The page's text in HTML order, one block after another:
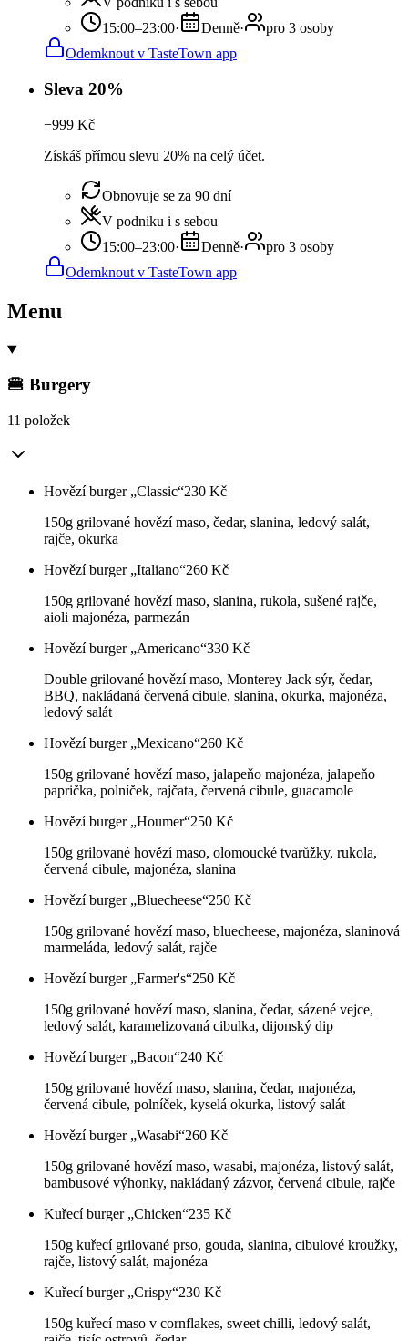
15:00–23:00· Denně·
pro 3 osoby
Odemknout v TasteTown app
Sleva 20%
−999 Kč
Získáš přímou slevu 20% na celý účet.
Obnovuje se za 90 dní
V podniku i s sebou
15:00–23:00· Denně·
pro 3 osoby
Odemknout v TasteTown app
Menu
🍔 Burgery
11 položek
Hovězí burger „Classic“230 Kč
150g grilované hovězí maso, čedar, slanina, ledový salát,
rajče, okurka
Hovězí burger „Italiano“260 Kč
150g grilované hovězí maso, slanina, rukola, sušené rajče,
aioli majonéza, parmezán
Hovězí burger „Americano“330 Kč
Double grilované hovězí maso, Monterey Jack sýr, čedar,
BBQ, nakládaná červená cibule, slanina, okurka, majonéza,
ledový salát
Hovězí burger „Mexicano“260 Kč
150g grilované hovězí maso, jalapeňo majonéza, jalapeňo
paprička, polníček, rajčata, červená cibule, guacamole
Hovězí burger „Houmer“250 Kč
150g grilované hovězí maso, olomoucké tvarůžky, rukola,
červená cibule, majonéza, slanina
Hovězí burger „Bluecheese“250 Kč
150g grilované hovězí maso, bluecheese, majonéza, slaninová
marmeláda, ledový salát, rajče
Hovězí burger „Farmer's“250 Kč
150g grilované hovězí maso, slanina, čedar, sázené vejce,
ledový salát, karamelizovaná cibulka, dijonský dip
Hovězí burger „Bacon“240 Kč
150g grilované hovězí maso, slanina, čedar, majonéza,
červená cibule, polníček, kyselá okurka, listový salát
Hovězí burger „Wasabi“260 Kč
150g grilované hovězí maso, wasabi, majonéza, listový salát,
bambusové výhonky, nakládaný zázvor, červená cibule, rajče
Kuřecí burger „Chicken“235 Kč
150g kuřecí grilované prso, gouda, slanina, cibulové kroužky,
rajče, listový salát, majonéza
Kuřecí burger „Crispy“230 Kč
150g kuřecí maso v cornflakes, sweet chilli, ledový salát,